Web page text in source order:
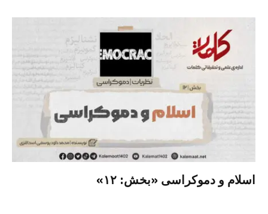
اسلام و دموکراسی «بخش: ۱۲»